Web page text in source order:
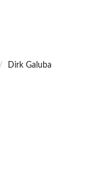
/ Dirk Galuba